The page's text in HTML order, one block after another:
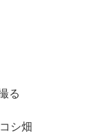
る
シ畑